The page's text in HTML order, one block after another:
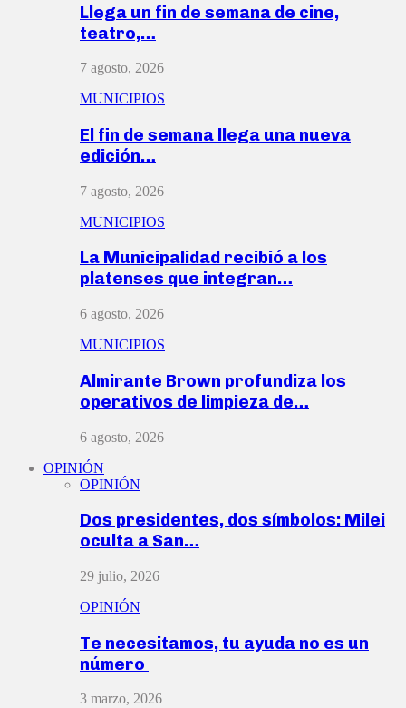
Llega un fin de semana de cine,
teatro,…
7 agosto, 2026
MUNICIPIOS
El fin de semana llega una nueva
edición…
7 agosto, 2026
MUNICIPIOS
La Municipalidad recibió a los
platenses que integran…
6 agosto, 2026
MUNICIPIOS
Almirante Brown profundiza los
operativos de limpieza de…
6 agosto, 2026
OPINIÓN
OPINIÓN
Dos presidentes, dos símbolos: Milei
oculta a San…
29 julio, 2026
OPINIÓN
Te necesitamos, tu ayuda no es un
número
3 marzo, 2026